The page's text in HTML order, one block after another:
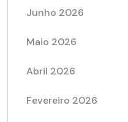
Junho 2026
Maio 2026
Abril 2026
Fevereiro 2026